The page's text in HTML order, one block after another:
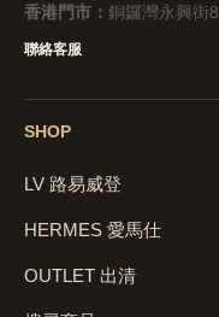
香港門市： 銅鑼灣永興街
聯絡客服
SHOP
LV 路易威登
HERMES 愛馬仕
OUTLET 出清